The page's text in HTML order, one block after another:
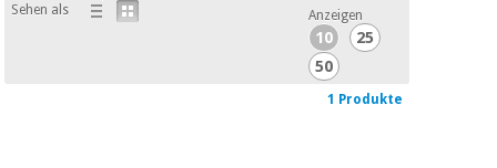
Sehen als Anzeigen
10
25
50
1 Produkte